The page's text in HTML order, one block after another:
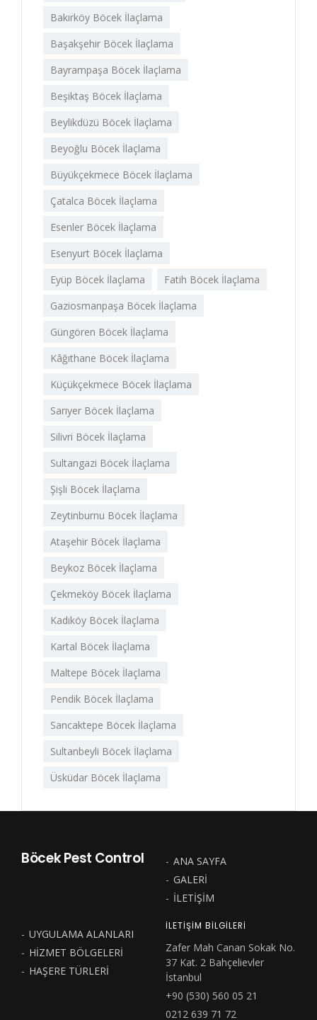
Bakırköy Böcek İlaçlama
Başakşehir Böcek İlaçlama
Bayrampaşa Böcek İlaçlama
Beşiktaş Böcek İlaçlama
Beylikdüzü Böcek İlaçlama
Beyoğlu Böcek İlaçlama
Büyükçekmece Böcek İlaçlama
Çatalca Böcek İlaçlama
Esenler Böcek İlaçlama
Esenyurt Böcek İlaçlama
Eyüp Böcek İlaçlama
Fatih Böcek İlaçlama
Gaziosmanpaşa Böcek İlaçlama
Güngören Böcek İlaçlama
Kâğıthane Böcek İlaçlama
Küçükçekmece Böcek İlaçlama
Sarıyer Böcek İlaçlama
Silivri Böcek İlaçlama
Sultangazi Böcek İlaçlama
Şişli Böcek İlaçlama
Zeytinburnu Böcek İlaçlama
Ataşehir Böcek İlaçlama
Beykoz Böcek İlaçlama
Çekmeköy Böcek İlaçlama
Kadıköy Böcek İlaçlama
Kartal Böcek İlaçlama
Maltepe Böcek İlaçlama
Pendik Böcek İlaçlama
Sancaktepe Böcek İlaçlama
Sultanbeyli Böcek İlaçlama
Üsküdar Böcek İlaçlama
Böcek Pest Control
ANA SAYFA
GALERİ
İLETİŞİM
UYGULAMA ALANLARI
HİZMET BÖLGELERİ
HAŞERE TÜRLERİ
ILETİŞİM BİLGİLERİ
Zafer Mah Canan Sokak No.
37 Kat. 2 Bahçelievler
İstanbul
+90 (530) 560 05 21
0212 639 71 72